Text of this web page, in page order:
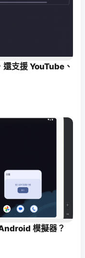
支援 YouTube、
模擬器？